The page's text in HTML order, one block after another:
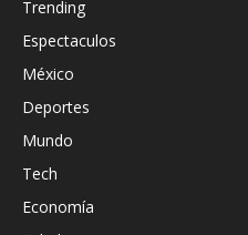
Trending
Espectaculos
México
Deportes
Mundo
Tech
Economía